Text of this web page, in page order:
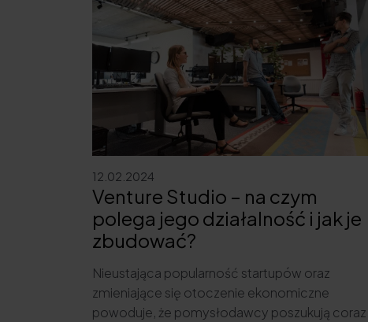
12.02.2024
Venture Studio – na czym
polega jego działalność i jak je
zbudować?
Nieustająca popularność startupów oraz
zmieniające się otoczenie ekonomiczne
powoduje, że pomysłodawcy poszukują coraz